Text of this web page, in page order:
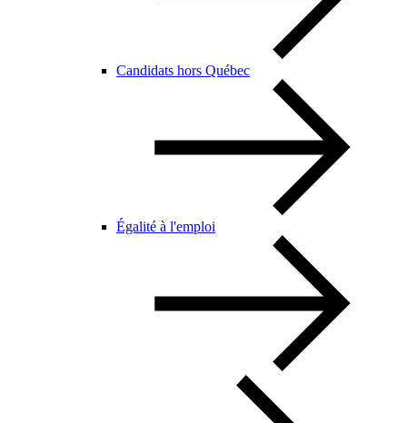
Candidats hors Québec
Égalité à l'emploi